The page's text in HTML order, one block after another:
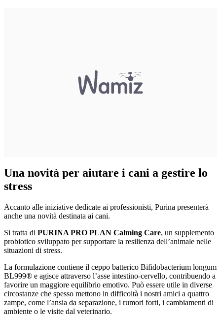
Una novità per aiutare i cani a gestire lo
stress
Accanto alle iniziative dedicate ai professionisti, Purina presenterà
anche una novità destinata ai cani.
Si tratta di PURINA PRO PLAN Calming Care, un supplemento
probiotico sviluppato per supportare la resilienza dell’animale nelle
situazioni di stress.
La formulazione contiene il ceppo batterico Bifidobacterium longum
BL999® e agisce attraverso l’asse intestino-cervello, contribuendo a
favorire un maggiore equilibrio emotivo. Può essere utile in diverse
circostanze che spesso mettono in difficoltà i nostri amici a quattro
zampe, come l’ansia da separazione, i rumori forti, i cambiamenti di
ambiente o le visite dal veterinario.